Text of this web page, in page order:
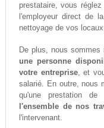
prestataire, vous réglez
l'employeur direct de
nettoyage de vos
De plus, nous sommes
une personne
votre entreprise, et
salarié. En outre, nous
qu'une prestation
l'ensemble de nos
l'intervenant.